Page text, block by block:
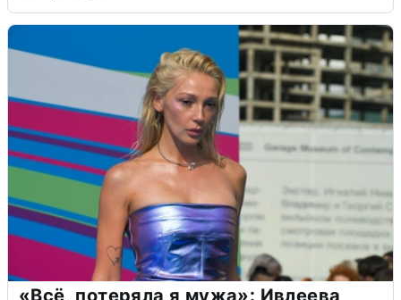
«Всё, потеряла я мужа»: Ивлеева